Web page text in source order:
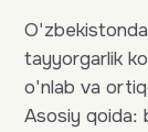
tayyorgarlik
o'nlab va
Asosiy qoida: